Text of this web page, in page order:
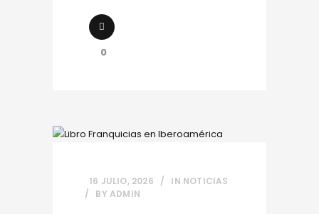
0
16 JULIO, 2026 IN NOTICIAS
BY ADMIN